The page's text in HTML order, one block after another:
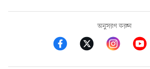
অনুসরণ করুন